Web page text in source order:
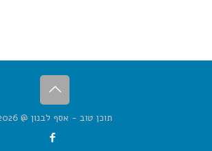
תוכן טוב - אסף לבנון @ 2026